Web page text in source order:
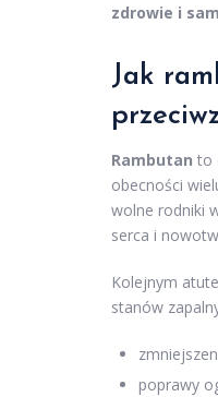
zdrowie i
Jak
Rambutan to
obecności
wolne rodniki
serca i
Kolejnym
stanów
poprawy